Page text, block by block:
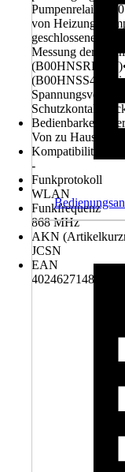
Pumpenrelais
von
geschlossene
Messung der
(B00HNSS4Y6)
Bedienbarkeit
Von zu Hause und
Kompatibilität
-
Funkprotokoll
WLAN
Funkfrequenz
868 MHz
AKN
JCSN
EAN
4024627148538